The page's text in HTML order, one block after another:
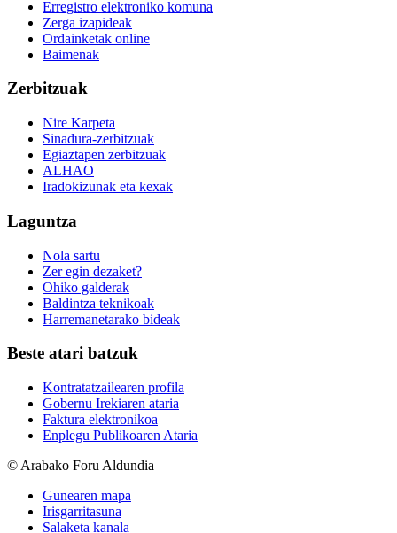
Erregistro elektroniko komuna
Zerga izapideak
Ordainketak online
Baimenak
Zerbitzuak
Nire Karpeta
Sinadura-zerbitzuak
Egiaztapen zerbitzuak
ALHAO
Iradokizunak eta kexak
Laguntza
Nola sartu
Zer egin dezaket?
Ohiko galderak
Baldintza teknikoak
Harremanetarako bideak
Beste atari batzuk
Kontratatzailearen profila
Gobernu Irekiaren ataria
Faktura elektronikoa
Enplegu Publikoaren Ataria
© Arabako Foru Aldundia
Gunearen mapa
Irisgarritasuna
Salaketa kanala